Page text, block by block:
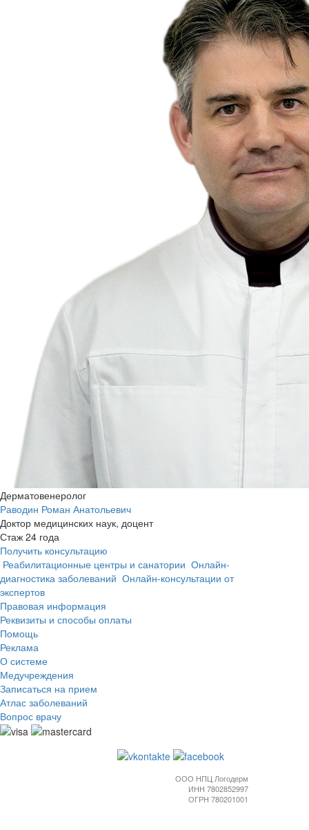
Дерматовенеролог
Раводин Роман Анатольевич
Доктор медицинских наук, доцент
Стаж 24 года
Получить консультацию
Реабилитационные центры и санатории Онлайн-
диагностика заболеваний Онлайн-консультации от
экспертов
Правовая информация
Реквизиты и способы оплаты
Помощь
Реклама
О системе
Медучреждения
Записаться на прием
Атлас заболеваний
Вопрос врачу
ООО НПЦ Логодерм
ИНН 7802852997
ОГРН 780201001